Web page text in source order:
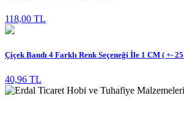
118,00 TL
Çiçek Bandı 4 Farklı Renk Seçeneği İle 1 CM ( +-
40,96 TL